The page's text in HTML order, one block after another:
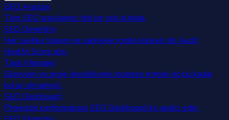
SEO Araçları
Tüm SEO araçlarımız tek bir çatı altında.
SEO Denetimi
Her sayfayı tarayın ve saniyeler içinde küresel bir Audit
Health Score alın.
Task Manager
Görevleri ve proje önceliklerini organize etmek hiç bu kadar
kolay olmamıştı.
SEO Dashboard
Projenizin performansını SEO Dashboard ile analiz edin.